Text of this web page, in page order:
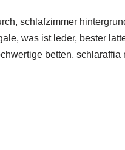
schlafzimmer
was ist leder, bester
betten,